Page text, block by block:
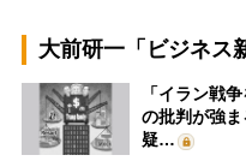
大前研一「ビジネス
「イラン戦
の批判が強
疑…